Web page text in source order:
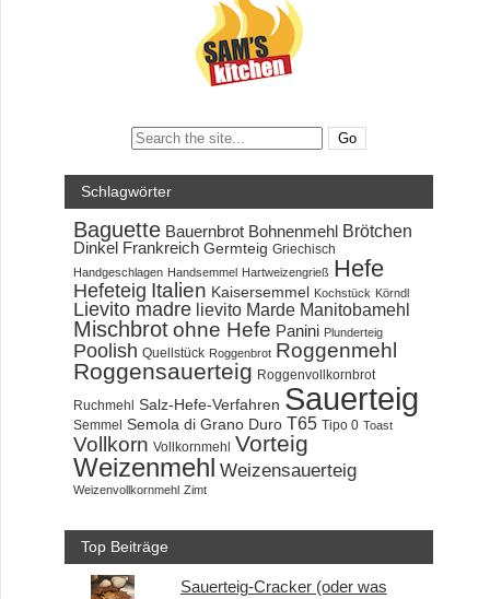
Search:
Schlagwörter
Baguette Bauernbrot Bohnenmehl Brötchen
Dinkel Frankreich Germteig Griechisch
Handgeschlagen Handsemmel Hartweizengrieß Hefe
Hefeteig Italien Kaisersemmel Kochstück Körndl
Lievito madre lievito Marde Manitobamehl
Mischbrot ohne Hefe Panini Plunderteig
Poolish Quellstück Roggenbrot Roggenmehl
Roggensauerteig Roggenvollkornbrot
Ruchmehl Salz-Hefe-Verfahren Sauerteig
Semmel Semola di Grano Duro T65 Tipo 0 Toast
Vollkorn Vollkornmehl Vorteig
Weizenmehl Weizensauerteig
Weizenvollkornmehl Zimt
Top Beiträge
Sauerteig-Cracker (oder was